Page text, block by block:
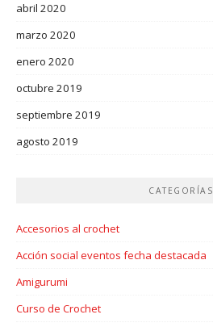
abril 2020
marzo 2020
enero 2020
octubre 2019
septiembre 2019
agosto 2019
CATEGORÍAS
Accesorios al crochet
Acción social eventos fecha destacada
Amigurumi
Curso de Crochet